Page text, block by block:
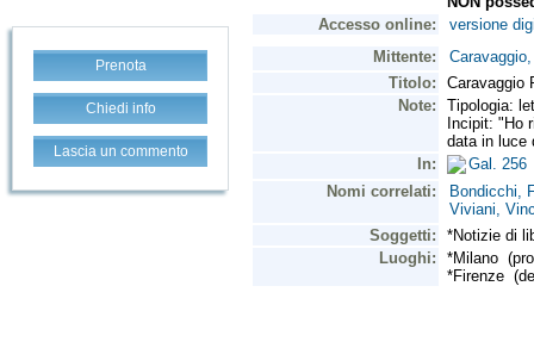
Prenota
Chiedi info
Lascia un commento